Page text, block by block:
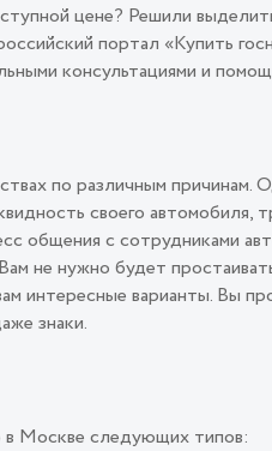
цене? Решили
портал «Купить
консультациями и
по различным причинам.
своего
общения с сотрудниками
не нужно будет
интересные варианты. Вы
знаки.
в Москве следующих типов: